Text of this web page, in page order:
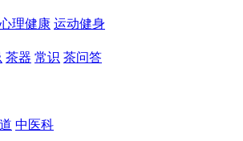
心理健康 运动健身
茶器 常识 茶问答
中医科